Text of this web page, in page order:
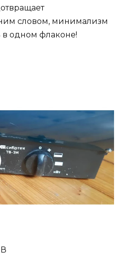
словом, минимализм
одном флаконе!